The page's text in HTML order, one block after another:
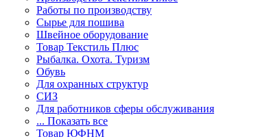
Работы по производству
Сырье для пошива
Швейное оборудование
Товар Текстиль Плюс
Рыбалка. Охота. Туризм
Обувь
Для охранных структур
СИЗ
Для работников сферы обслуживания
... Показать все
Товар ЮФНМ